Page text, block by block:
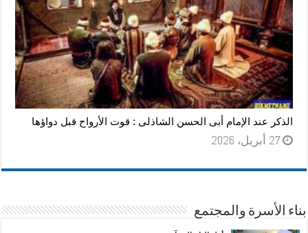
الذكر عند الإمام أبى الحسن الشاذلى : قوت الأرواح قبل دواؤها
27 أبريل، 2026
بناء الأسرة والمجتمع